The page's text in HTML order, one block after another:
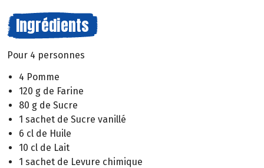
Ingrédients
Pour 4 personnes
4 Pomme
120 g de Farine
80 g de Sucre
1 sachet de Sucre vanillé
6 cl de Huile
10 cl de Lait
1 sachet de Levure chimique